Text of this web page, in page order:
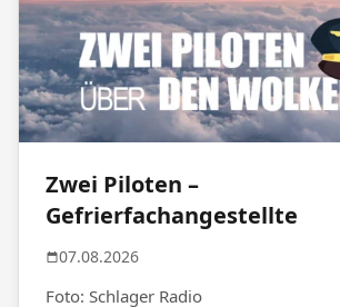
Zwei Piloten –
Gefrierfachangestellte
07.08.2026
Foto: Schlager Radio